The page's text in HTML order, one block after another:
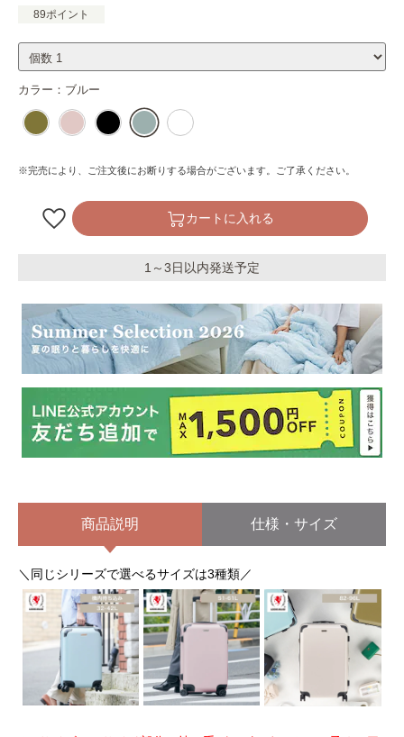
89ポイント
カラー： ブルー
※完売により、ご注文後にお断りする場合がございます。ご了承ください。
カートに入れる
1～3日以内発送予定
商品説明 仕様・サイズ
＼同じシリーズで選べるサイズは3種類／